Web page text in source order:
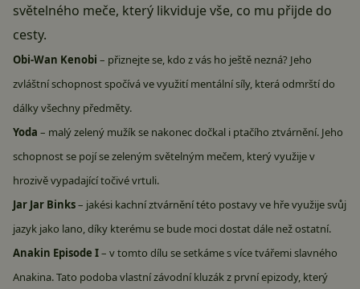
světelného meče, který likviduje vše, co mu přijde do
cesty.
Obi-Wan Kenobi – přiznejte se, kdo z vás ho ještě nezná? Jeho
zvláštní schopnost spočívá ve využití mentální síly, která odmrští do
dálky všechny předměty.
Yoda – malý zelený mužík se nakonec dočkal i ptačího ztvárnění. Jeho
schopnost se pojí se zeleným světelným mečem, který využije v
hrozivě vypadající točivé vrtuli.
Jar Jar Binks– jakési kachní ztvárnění této postavy ve hře využije svůj
jazyk jako lano, díky kterému se bude moci dostat dále než ostatní.
Anakin Episode I– v tomto dílu se setkáme s více tvářemi slavného
Anakina. Tato podoba vlastní závodní kluzák z první epizody, který